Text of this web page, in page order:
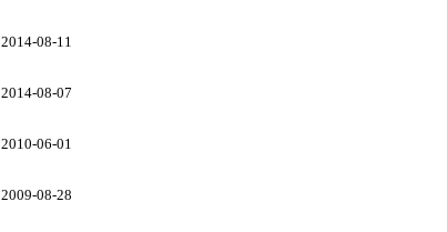
2014-08-11
2014-08-07
2010-06-01
2009-08-28